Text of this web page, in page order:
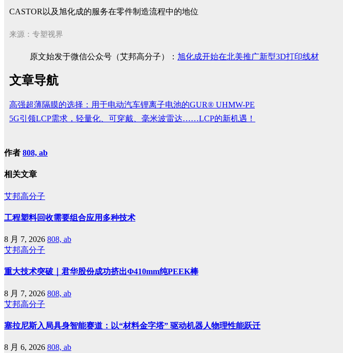
CASTOR以及旭化成的服务在零件制造流程中的地位
来源：专塑视界
原文始发于微信公众号（艾邦高分子）： 旭化成开始在北美推广新型3D打印线材
文章导航
高强超薄隔膜的选择：用于电动汽车锂离子电池的GUR® UHMW-PE
5G引领LCP需求，轻量化、可穿戴、毫米波雷达……LCP的新机遇！
作者 808, ab
相关文章
艾邦高分子
工程塑料回收需要组合应用多种技术
8 月 7, 2026 808, ab
艾邦高分子
重大技术突破｜君华股份成功挤出Φ410mm纯PEEK棒
8 月 7, 2026 808, ab
艾邦高分子
塞拉尼斯入局具身智能赛道：以“材料金字塔” 驱动机器人物理性能跃迁
8 月 6, 2026 808, ab